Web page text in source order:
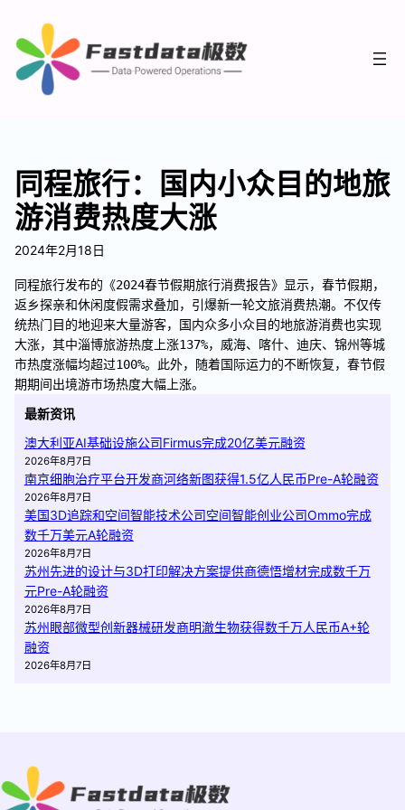
同程旅行：国内小众目的地旅
游消费热度大涨
2024年2月18日
同程旅行发布的《2024春节假期旅行消费报告》显示，春节假期，
返乡探亲和休闲度假需求叠加，引爆新一轮文旅消费热潮。不仅传
统热门目的地迎来大量游客，国内众多小众目的地旅游消费也实现
大涨，其中淄博旅游热度上涨137%，威海、喀什、迪庆、锦州等城
市热度涨幅均超过100%。此外，随着国际运力的不断恢复，春节假
期期间出境游市场热度大幅上涨。
最新资讯
澳大利亚AI基础设施公司Firmus完成20亿美元融资
2026年8月7日
南京细胞治疗平台开发商河络新图获得1.5亿人民币Pre-A轮融资
2026年8月7日
美国3D追踪和空间智能技术公司空间智能创业公司Ommo完成
数千万美元A轮融资
2026年8月7日
苏州先进的设计与3D打印解决方案提供商德悟增材完成数千万
元Pre-A轮融资
2026年8月7日
苏州眼部微型创新器械研发商明澈生物获得数千万人民币A+轮
融资
2026年8月7日